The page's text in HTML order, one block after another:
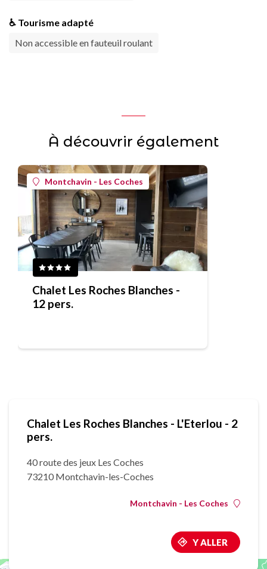
♿ Tourisme adapté
Non accessible en fauteuil roulant
À découvrir également
Montchavin - Les Coches
Chalet Les Roches Blanches -
12 pers.
Chalet Les Roches Blanches - L'Eterlou - 2
pers.
40 route des jeux Les Coches
73210 Montchavin-les-Coches
Montchavin - Les Coches
Y ALLER